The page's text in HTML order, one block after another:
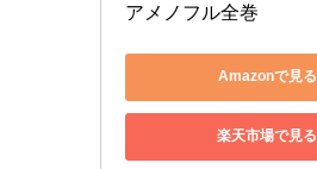
アメノフル全巻
Amazonで見る
楽天市場で見る